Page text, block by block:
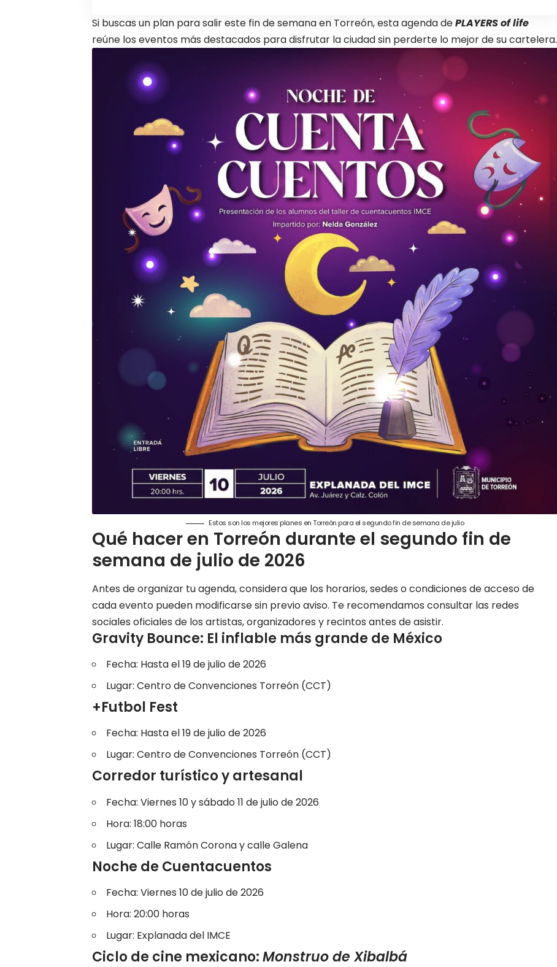
Si buscas un plan para salir este fin de semana en Torreón, esta agenda dePLAYERS of life
reúne los eventos más destacados para disfrutar la ciudad sin perderte lo mejor de su cartelera.
Estos son los mejores planes en Torreón para el segundo fin de semana de julio
Qué hacer en Torreón durante el segundo fin de
semana de julio de 2026
Antes de organizar tu agenda, considera que los horarios, sedes o condiciones de acceso de
cada evento pueden modificarse sin previo aviso. Te recomendamos consultar las redes
sociales oficiales de los artistas, organizadores y recintos antes de asistir.
Gravity Bounce: El inflable más grande de México
Fecha: Hasta el 19 de julio de 2026
Lugar: Centro de Convenciones Torreón (CCT)
+Futbol Fest
Fecha: Hasta el 19 de julio de 2026
Lugar: Centro de Convenciones Torreón (CCT)
Corredor turístico y artesanal
Fecha: Viernes 10 y sábado 11 de julio de 2026
Hora: 18:00 horas
Lugar: Calle Ramón Corona y calle Galena
Noche de Cuentacuentos
Fecha: Viernes 10 de julio de 2026
Hora: 20:00 horas
Lugar: Explanada del IMCE
Ciclo de cine mexicano:Monstruo de Xibalbá